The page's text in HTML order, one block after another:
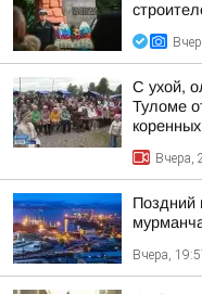
С ухой,
Туломе
Вчера,
Поздний
Вчера,